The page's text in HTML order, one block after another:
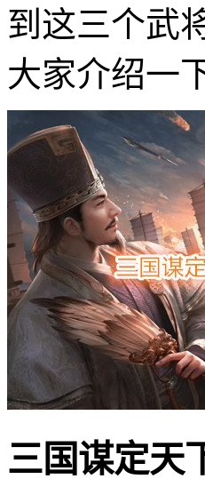
到这三个武
大家介绍一
三国谋定天